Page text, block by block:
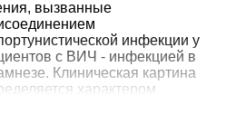
д. 51
+7(383..show
from
16210₽
вызванные
инфекции у
с ВИЧ - инфекцией в
Клиническая картина
характером